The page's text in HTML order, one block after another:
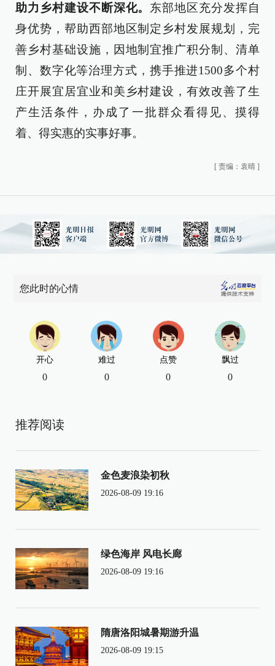
助力乡村建设不断深化。 东部地区充分发挥自
身优势，帮助西部地区制定乡村发展规划，完
善乡村基础设施，因地制宜推广积分制、清单
制、数字化等治理方式，携手推进1500多个村
庄开展宜居宜业和美乡村建设，有效改善了生
产生活条件，办成了一批群众看得见、摸得
着、得实惠的实事好事。
[ 责编：袁晴 ]
您此时的心情
开心
0
难过
0
点赞
0
飘过
0
推荐阅读
金色麦浪染初秋
2026-08-09 19:16
绿色海岸 风电长廊
2026-08-09 19:16
隋唐洛阳城暑期游升温
2026-08-09 19:15